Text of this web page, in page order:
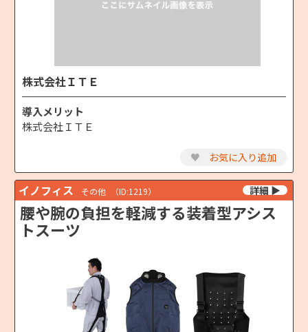
株式会社ＩＴＥ
導入メリット
株式会社ＩＴＥ
♥ お気に入り追加
イノフィス その他 （ID:1219）
腰や腕の負担を軽減する装着型アシス
トスーツ